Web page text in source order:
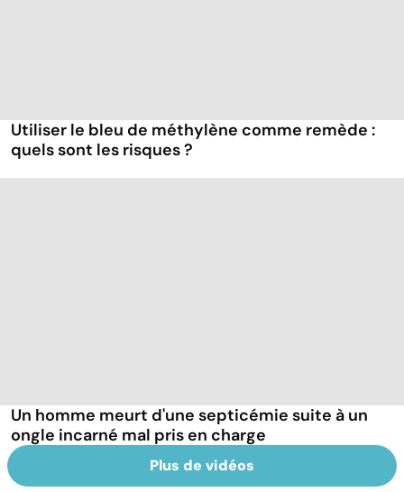
Utiliser le bleu de méthylène comme remède :
quels sont les risques ?
Un homme meurt d'une septicémie suite à un
ongle incarné mal pris en charge
Plus de vidéos